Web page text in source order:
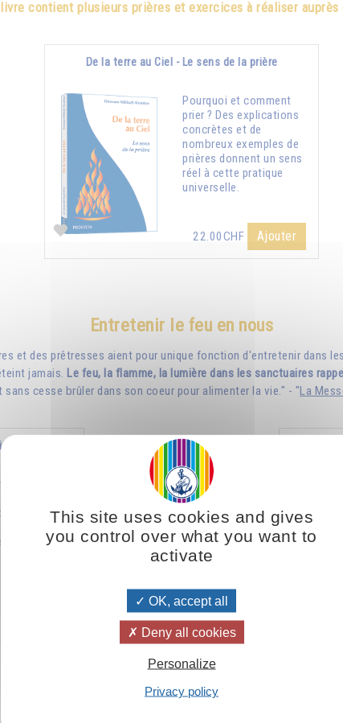
contient plusieurs prières et exercices à réaliser auprès
De la terre au Ciel - Le sens de la prière
Pourquoi et comment
prier ? Des explications
concrètes et de
nombreux exemples de
prières donnent un sens
réel à cette pratique
universelle.
22.00CHF Ajouter
Entretenir le feu en nous
et des prêtresses aient pour unique fonction d'entretenir dans
jamais. Le feu, la flamme, la lumière dans les sanctuaires
cesse brûler dans son coeur pour alimenter la vie." - "La
solaires
les liens,
être
une
plus
sa religion et
This site uses cookies and gives
you control over what you want to
activate
OK, accept all
Deny all cookies
Personalize
Privacy policy